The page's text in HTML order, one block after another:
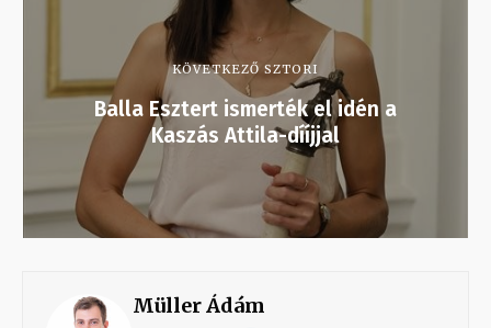
KÖVETKEZŐ SZTORI
Balla Esztert ismerték el idén a
Kaszás Attila-dííjjal
Müller Ádám